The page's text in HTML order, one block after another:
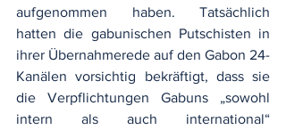
aufgenommen haben. Tatsächlich
hatten die gabunischen Putschisten in
ihrer Übernahmerede auf den Gabon 24-
Kanälen vorsichtig bekräftigt, dass sie
die Verpflichtungen Gabuns „sowohl
intern als auch international“